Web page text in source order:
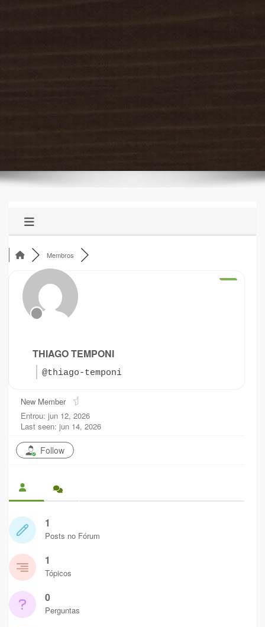
Membros
THIAGO TEMPONI
@thiago-temponi
New Member
Entrou: jun 12, 2026
Last seen: jun 14, 2026
Follow
1
Posts no Fórum
1
Tópicos
0
Perguntas